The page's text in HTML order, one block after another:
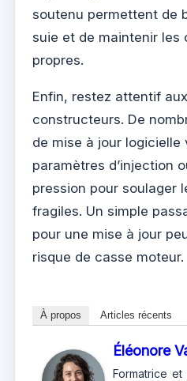
soutenu permettent de
suie et de maintenir les
propres.
Enfin, restez attentif
constructeurs. De
de mise à jour
paramètres d’injection
pression pour soulager
fragiles. Un simple
pour une mise à jour
risque de casse moteur.
À propos Articles récents
Éléonore
Formatrice